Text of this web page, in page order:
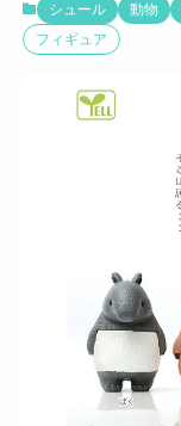
シュール 動物
フィギュア